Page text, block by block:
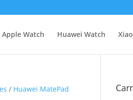
Apple Watch Huawei Watch
/ Huawei MatePad